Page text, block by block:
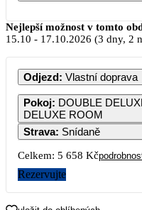
PO ÚT
5
12
2 879
19 20
Nejlepší možnost v tomto
15.10 - 17.10.2026 (3 dny, 2
Odjezd: Vlastní doprava
Pokoj: DOUBLE
DELUXE ROOM
Strava: Snídaně
Celkem: 5 658 Kč
Rezervujte